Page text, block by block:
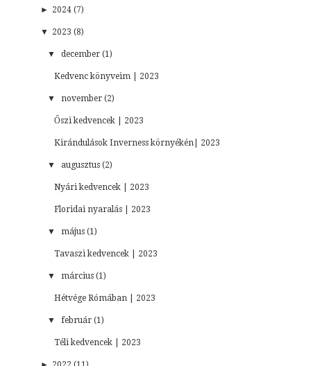
► 2024 (7)
▼ 2023 (8)
▼ december (1)
Kedvenc könyveim | 2023
▼ november (2)
Őszi kedvencek | 2023
Kirándulások Inverness környékén| 2023
▼ augusztus (2)
Nyári kedvencek | 2023
Floridai nyaralás | 2023
▼ május (1)
Tavaszi kedvencek | 2023
▼ március (1)
Hétvége Rómában | 2023
▼ február (1)
Téli kedvencek | 2023